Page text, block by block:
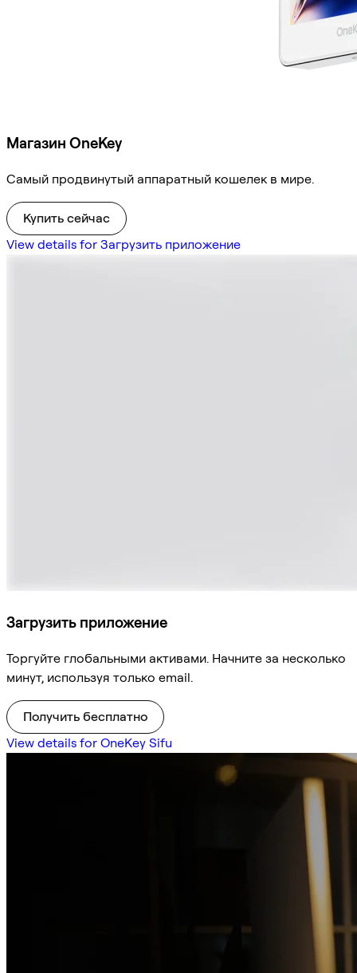
Магазин OneKey
Самый продвинутый аппаратный кошелек в мире.
Купить сейчас
View details for Загрузить приложение
Загрузить приложение
Торгуйте глобальными активами. Начните за несколько
минут, используя только email.
Получить бесплатно
View details for OneKey Sifu